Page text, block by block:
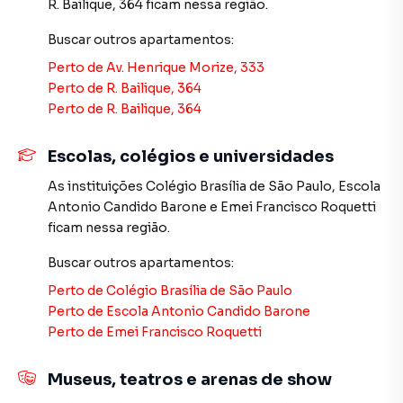
procurava ou deseja mais informações sobre
equipe pelo telefone (11) 2783-2000.
A Imobiliária Xavier e Brito tem mais opções de
apartamentos, casas residenciais e comerciais, sobrados,
empreendimentos em construção ou lançamentos na
planta em Vila Formosa e em outras regiões de São Paulo.
Aqui você encontra milhares de ofertas para encontrar o
imóvel que mais combina com seu estilo de vida.
segurança e tranquilidade. Na Imobiliária Xavier e Brito
você consegue comprar ou alugar um imóvel em São Paulo
mesmo não estando na cidade e com a praticidade de
fazer tudo online, direto do seu computador ou
simplificar a relação de proprietários, inquilinos e
R. Bailique, 364ficam nessa região.
Buscar outros apartamentos:
Perto de Av. Henrique Morize, 333
Perto de R. Bailique, 364
Perto de R. Bailique, 364
Escolas, colégios e universidades
As instituições Colégio Brasília de São Paulo, Escola
Antonio Candido Barone e Emei Francisco Roquetti
ficam nessa região.
Buscar outros apartamentos:
Perto de Colégio Brasília de São Paulo
Perto de Escola Antonio Candido Barone
Perto de Emei Francisco Roquetti
Museus, teatros e arenas de show